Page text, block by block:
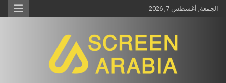
الجمعة, أغسطس 7, 2026